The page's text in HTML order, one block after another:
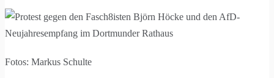
Fotos: Markus Schulte